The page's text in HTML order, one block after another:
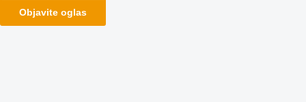
Objavite oglas